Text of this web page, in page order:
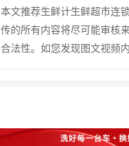
本文推荐生鲜计生鲜超市连
传的所有内容将尽可能审核
合法性。如您发现图文视频